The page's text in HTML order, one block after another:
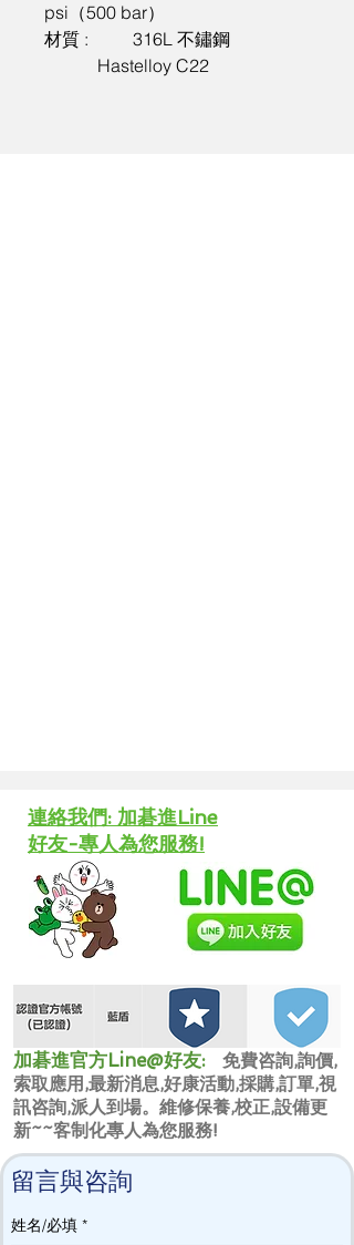
psi（500 bar）
材質 : 	316L 不鏽鋼
​連絡我們: 加碁進Line
好友-專人為您服務!
​加碁進官方Line@好友:
免費咨詢,詢價,
索取應用,最新消息,好康活動,採購,訂單,視
訊咨詢,派人到場。維修保養,校正,設備更
新~~客制化專人為您服務!
留言與咨詢
姓名/必填 *